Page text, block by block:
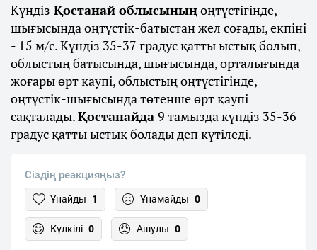
Күндіз Қостанай облысыныңоңтүстігінде,
шығысында оңтүстік-батыстан жел соғады, екпіні
- 15 м/с. Күндіз 35-37 градус қатты ыстық болып,
облыстың батысында, шығысында, орталығында
жоғары өрт қаупі, облыстың оңтүстігінде,
оңтүстік-шығысында төтенше өрт қаупі
сақталады.Қостанайда 9 тамызда күндіз 35-36
градус қатты ыстық болады деп күтіледі.
Сіздің реакцияңыз?
Ұнайды 1 Ұнамайды 0
Күлкілі 0 Ашулы 0